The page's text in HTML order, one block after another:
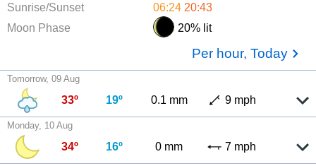
Sunrise/Sunset
06:24 20:43
Moon Phase
20% lit
Per hour, Today
Tomorrow, 09 Aug
33º 19º 0.1 mm 9 mph
Monday, 10 Aug
34º 16º 0 mm 7 mph